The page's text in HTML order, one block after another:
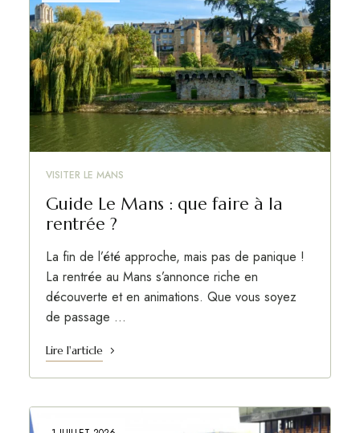
VISITER LE MANS
Guide Le Mans : que faire à la
rentrée ?
La fin de l’été approche, mais pas de panique !
La rentrée au Mans s’annonce riche en
découverte et en animations. Que vous soyez
de passage …
Lire l'article